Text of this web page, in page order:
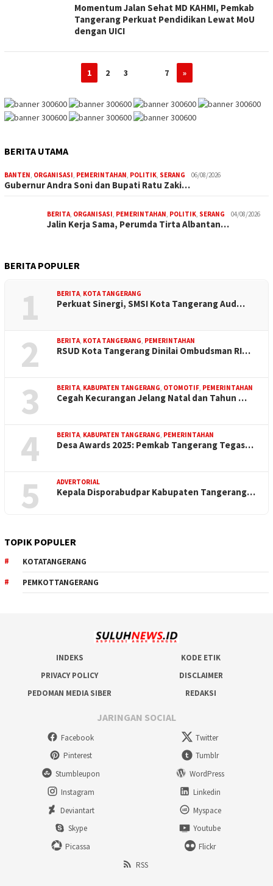
Momentum Jalan Sehat MD KAHMI, Pemkab
Tangerang Perkuat Pendidikan Lewat MoU
dengan UICI
1 2 3 7 »
BERITA UTAMA
BANTEN, ORGANISASI, PEMERINTAHAN, POLITIK, SERANG 06/08/2026
Gubernur Andra Soni dan Bupati Ratu Zaki…
BERITA, ORGANISASI, PEMERINTAHAN, POLITIK, SERANG 04/08/2026
Jalin Kerja Sama, Perumda Tirta Albantan…
BERITA POPULER
1 BERITA, KOTA TANGERANG
Perkuat Sinergi, SMSI Kota Tangerang Aud…
2 BERITA, KOTA TANGERANG, PEMERINTAHAN
RSUD Kota Tangerang Dinilai Ombudsman RI…
3 BERITA, KABUPATEN TANGERANG, OTOMOTIF, PEMERINTAHAN
Cegah Kecurangan Jelang Natal dan Tahun …
4 BERITA, KABUPATEN TANGERANG, PEMERINTAHAN
Desa Awards 2025: Pemkab Tangerang Tegas…
5 ADVERTORIAL
Kepala Disporabudpar Kabupaten Tangerang…
TOPIK POPULER
KOTATANGERANG
PEMKOTTANGERANG
INDEKS
KODE ETIK
PRIVACY POLICY
DISCLAIMER
PEDOMAN MEDIA SIBER
REDAKSI
JARINGAN SOCIAL
Facebook
Twitter
Pinterest
Tumblr
Stumbleupon
WordPress
Instagram
Linkedin
Deviantart
Myspace
Skype
Youtube
Picassa
Flickr
RSS